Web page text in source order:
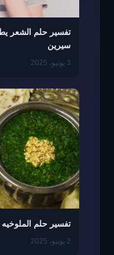
تفسير حلم الشعر
سيرين
3 يونيو، 2025
تفسير حلم
2 يونيو، 2025